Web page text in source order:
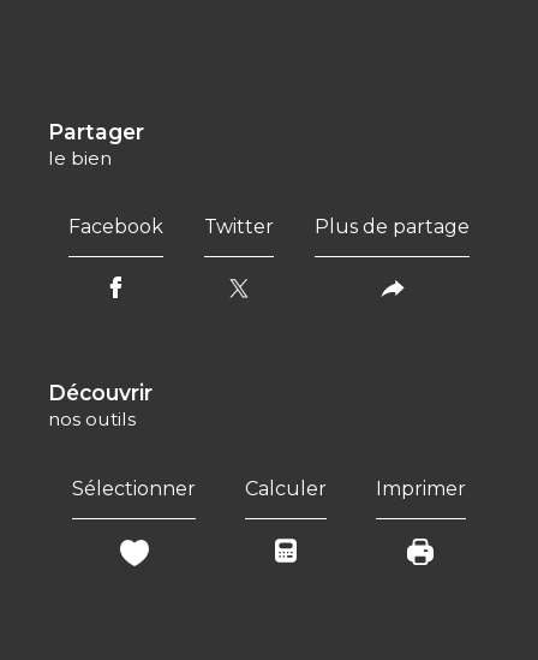
partager
le bien
Facebook Twitter Plus de partage
découvrir
nos outils
Sélectionner Calculer Imprimer